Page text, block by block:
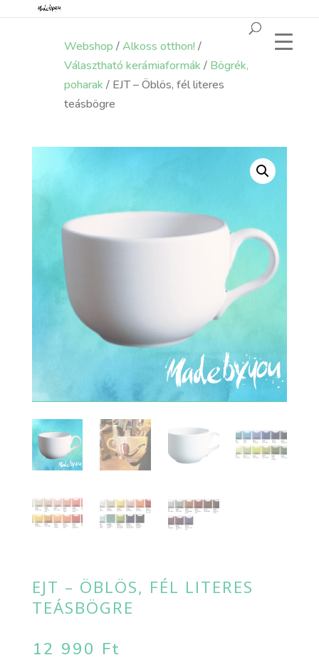
Webshop /Alkoss otthon! /
Választható kerámiaformák / Bögrék,
poharak / EJT – Öblös, fél literes
teásbögre
EJT – ÖBLÖS, FÉL LITERES
TEÁSBÖGRE
12 990 Ft